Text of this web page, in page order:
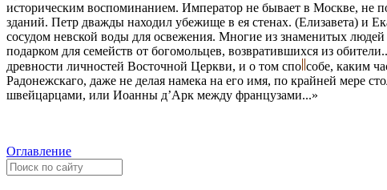
историческим воспоминанием. Император не бывает в Москве, не
зданий. Петр дважды находил убежище в ея стенах. (Елизавета) и
сосудом невской воды для освежения. Многие из знаменитых
подарком для семейств от богомольцев, возвратившихся из
древности личностей Восточной Церкви, и о том спо собе, каким
Радонежскаго, даже не делая намека на его имя, по крайней мере
швейцарцами, или Иоанны д’Арк между французами...»
Оглавление